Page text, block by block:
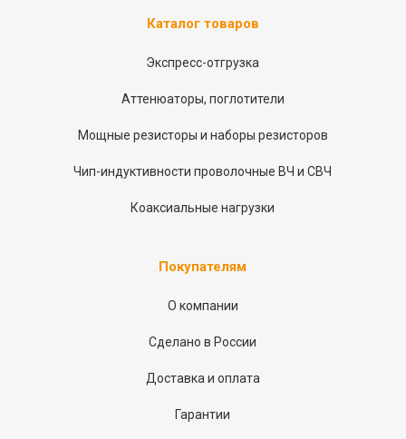
Каталог товаров
Экспресс-отгрузка
Аттенюаторы, поглотители
Мощные резисторы и наборы резисторов
Чип-индуктивности проволочные ВЧ и СВЧ
Коаксиальные нагрузки
Покупателям
О компании
Сделано в России
Доставка и оплата
Гарантии